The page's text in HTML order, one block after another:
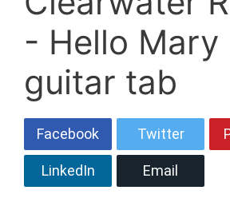
- Hello Mary
guitar tab
Facebook Twitter
LinkedIn Email